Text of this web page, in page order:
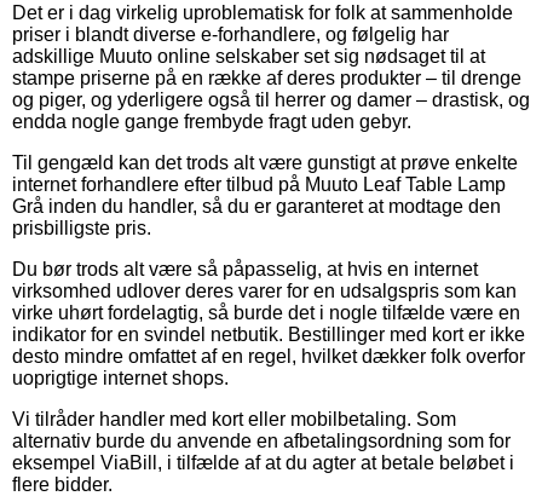
Det er i dag virkelig uproblematisk for folk at sammenholde
priser i blandt diverse e-forhandlere, og følgelig har
adskillige Muuto online selskaber set sig nødsaget til at
stampe priserne på en række af deres produkter – til drenge
og piger, og yderligere også til herrer og damer – drastisk, og
endda nogle gange frembyde fragt uden gebyr.
Til gengæld kan det trods alt være gunstigt at prøve enkelte
internet forhandlere efter tilbud på Muuto Leaf Table Lamp
Grå inden du handler, så du er garanteret at modtage den
prisbilligste pris.
Du bør trods alt være så påpasselig, at hvis en internet
virksomhed udlover deres varer for en udsalgspris som kan
virke uhørt fordelagtig, så burde det i nogle tilfælde være en
indikator for en svindel netbutik. Bestillinger med kort er ikke
desto mindre omfattet af en regel, hvilket dækker folk overfor
uoprigtige internet shops.
Vi tilråder handler med kort eller mobilbetaling. Som
alternativ burde du anvende en afbetalingsordning som for
eksempel ViaBill, i tilfælde af at du agter at betale beløbet i
flere bidder.